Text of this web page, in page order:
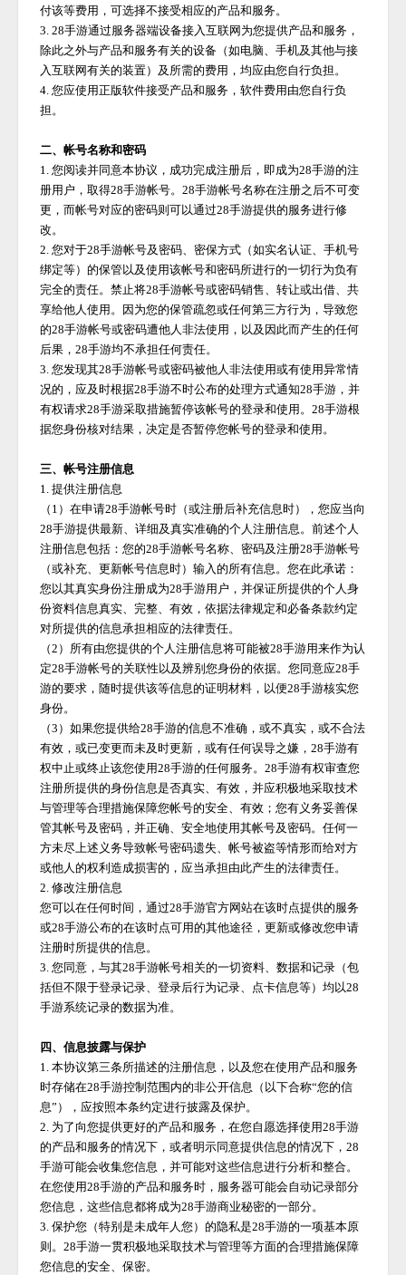
付该等费用，可选择不接受相应的产品和服务。
3. 28手游通过服务器端设备接入互联网为您提供产品和服务，
除此之外与产品和服务有关的设备（如电脑、手机及其他与接
入互联网有关的装置）及所需的费用，均应由您自行负担。
4. 您应使用正版软件接受产品和服务，软件费用由您自行负
担。
二、帐号名称和密码
1. 您阅读并同意本协议，成功完成注册后，即成为28手游的注
册用户，取得28手游帐号。28手游帐号名称在注册之后不可变
更，而帐号对应的密码则可以通过28手游提供的服务进行修
改。
2. 您对于28手游帐号及密码、密保方式（如实名认证、手机号
绑定等）的保管以及使用该帐号和密码所进行的一切行为负有
完全的责任。禁止将28手游帐号或密码销售、转让或出借、共
享给他人使用。因为您的保管疏忽或任何第三方行为，导致您
的28手游帐号或密码遭他人非法使用，以及因此而产生的任何
后果，28手游均不承担任何责任。
3. 您发现其28手游帐号或密码被他人非法使用或有使用异常情
况的，应及时根据28手游不时公布的处理方式通知28手游 ，并
有权请求28手游采取措施暂停该帐号的登录和使用。28手游根
据您身份核对结果，决定是否暂停您帐号的登录和使用。
三、帐号注册信息
1. 提供注册信息
（ 1）在申请28手游帐号时（或注册后补充信息时），您应当向
28手游提供最新、详细及真实准确的个人注册信息。前述个人
注册信息包括：您的28手游帐号名称、密码及注册28手游帐号
（或补充、更新帐号信息时）输入的所有信息。您在此承诺：
您以其真实身份注册成为28手游用户，并保证所提供的个人身
份资料信息真实、完整、有效，依据法律规定和必备条款约定
对所提供的信息承担相应的法律责任。
（2）所有由您提供的个人注册信息将可能被28手游用来作为认
定28手游帐号的关联性以及辨别您身份的依据。您同意应28手
游的要求，随时提供该等信息的证明材料，以便28手游核实您
身份。
（3）如果您提供给28手游的信息不准确，或不真实，或不合法
有效，或已变更而未及时更新，或有任何误导之嫌，28手游有
权中止或终止该您使用28手游的任何服务。28手游有权审查您
注册所提供的身份信息是否真实、有效，并应积极地采取技术
与管理等合理措施保障您帐号的安全、有效；您有义务妥善保
管其帐号及密码，并正确、安全地使用其帐号及密码。任何一
方未尽上述义务导致帐号密码遗失、帐号被盗等情形而给对方
或他人的权利造成损害的，应当承担由此产生的法律责任。
2. 修改注册信息
您可以在任何时间，通过28手游官方网站在该时点提供的服务
或28手游公布的在该时点可用的其他途径，更新或修改您申请
注册时所提供的信息。
3. 您同意，与其28手游帐号相关的一切资料、数据和记录（包
括但不限于登录记录、登录后行为记录、点卡信息等）均以28
手游系统记录的数据为准。
四、信息披露与保护
1. 本协议第三条所描述的注册信息，以及您在使用产品和服务
时存储在28手游控制范围内的非公开信息（以下合称“您的信
息”），应按照本条约定进行披露及保护。
2. 为了向您提供更好的产品和服务，在您自愿选择使用28手游
的产品和服务的情况下，或者明示同意提供信息的情况下，28
手游可能会收集您信息，并可能对这些信息进行分析和整合。
在您使用28手游的产品和服务时，服务器可能会自动记录部分
您信息，这些信息都将成为28手游商业秘密的一部分。
3. 保护您（特别是未成年人您）的隐私是28手游的一项基本原
则。28手游一贯积极地采取技术与管理等方面的合理措施保障
您信息的安全、保密。